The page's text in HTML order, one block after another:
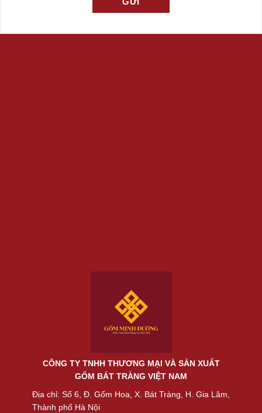
CÔNG TY TNHH THƯƠNG MẠI VÀ SẢN XUẤT
GỐM BÁT TRÀNG VIỆT NAM
Địa chỉ: Số 6, Đ. Gốm Hoa, X. Bát Tràng, H. Gia Lâm,
Thành phố Hà Nội